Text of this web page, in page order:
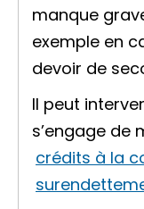
manque
exemple en
devoir de
Il peut
s’engage de
crédits à la